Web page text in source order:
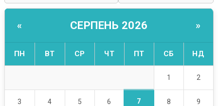
« СЕРПЕНЬ 2026 »
ПН ВТ СР ЧТ ПТ СБ НД
1 2
3 4 5 6 7 8 9